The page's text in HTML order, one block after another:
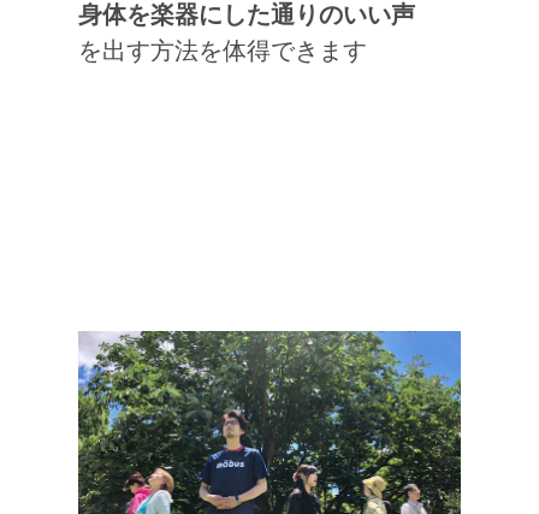
身体を楽器にした通りのいい声
を出す方法を体得できます